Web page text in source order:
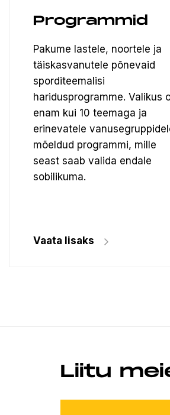
Programmid
Pakume lastele, noortele ja
täiskasvanutele põnevaid
sporditeemalisi
haridusprogramme. Valikus
enam kui 10 teemaga ja
erinevatele
mõeldud programmi, mille
seast saab valida endale
sobilikuma.
Vaata lisaks
Liitu